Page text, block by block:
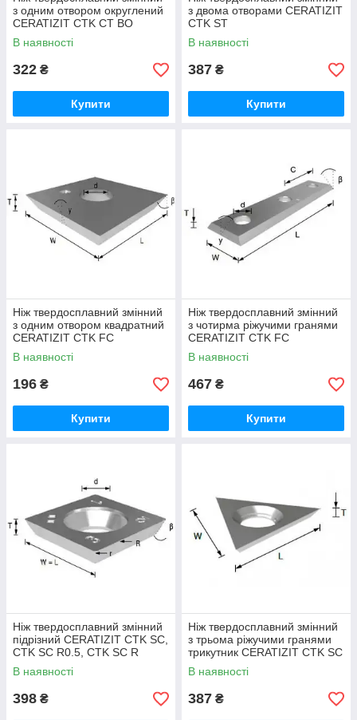
з одним отвором округлений
CERATIZIT CTK CT BO
В наявності
322 ₴
Купити
з двома отворами CERATIZIT
CTK ST
В наявності
387 ₴
Купити
Ніж твердосплавний змінний
з одним отвором квадратний
CERATIZIT CTK FC
В наявності
196 ₴
Купити
Ніж твердосплавний змінний
з чотирма ріжучими гранями
CERATIZIT CTK FC
В наявності
467 ₴
Купити
Ніж твердосплавний змінний
підрізний CERATIZIT CTK SC,
CTK SC R0.5, CTK SC R
В наявності
398 ₴
Ніж твердосплавний змінний
з трьома ріжучими гранями
трикутник CERATIZIT CTK SC
3CUT
В наявності
387 ₴